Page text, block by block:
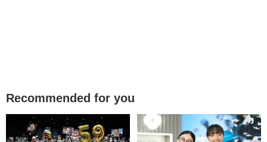
Recommended for you